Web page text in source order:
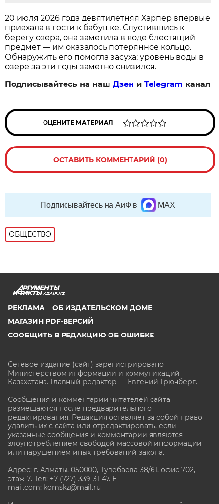
20 июля 2026 года девятилетняя Харпер впервые
приехала в гости к бабушке. Спустившись к
берегу озера, она заметила в воде блестящий
предмет — им оказалось потерянное кольцо.
Обнаружить его помогла засуха: уровень воды в
озере за эти годы заметно снизился.
Подписывайтесь на нашДзен иTelegram канал
ОЦЕНИТЕ МАТЕРИАЛ
ОСТАВИТЬ КОММЕНТАРИЙ (0)
Подписывайтесь на АиФ в MAX
ОБЩЕСТВО
KZAIF.KZ
РЕКЛАМА
ОБ ИЗДАТЕЛЬСКОМ ДОМЕ
МАГАЗИН PDF-ВЕРСИЙ
СООБЩИТЬ В РЕДАКЦИЮ ОБ ОШИБКЕ
Сетевое издание (сайт) зарегистрировано
Министерством информации и коммуникаций
Казахстана. Главный редактор — Евгений Грюнберг.
Сообщения и комментарии читателей сайта
размещаются после предварительного
редактирования. Редакция оставляет за собой право
удалить их с сайта или отредактировать, если
указанные сообщения и комментарии являются
злоупотреблением свободой массовой информации
или нарушением иных требований закона.
Адрес: г. Алматы, 050000, Тулебаева 38/61, офис 702,
этаж 7. Тел: +7 (727) 339-31-47. E-
mail.com: komskz@mail.ru